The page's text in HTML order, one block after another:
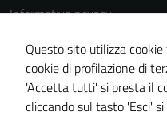
Informativa privacy
Cookie Policy
Note legali
Dichiarazione di accessibilità
Piano di miglioramento del
Questo sito utilizza
cookie di profilazione di
'Accetta tutti' si presta il
cliccando sul tasto 'Esci'